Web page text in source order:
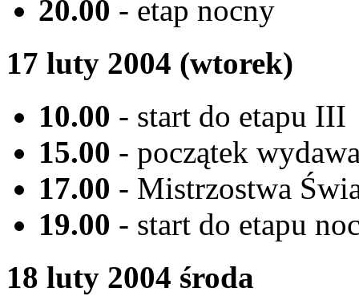
20.00 - etap nocny
17 luty 2004 (wtorek)
10.00 - start do etapu III
15.00 - początek
17.00 - Mistrzostwa
19.00 - start do etapu
18 luty 2004 środa